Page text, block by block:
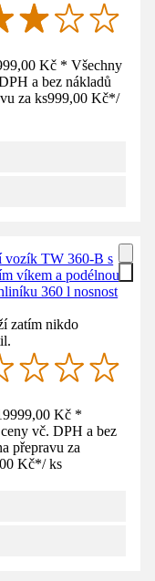
Kč * Všechny
a bez nákladů
za ks999,00 Kč*/
vozík TW 360-B s
víkem a podélnou
360 l nosnost
zatím nikdo
Kč *
vč. DPH a bez
přepravu za
Kč*/ ks